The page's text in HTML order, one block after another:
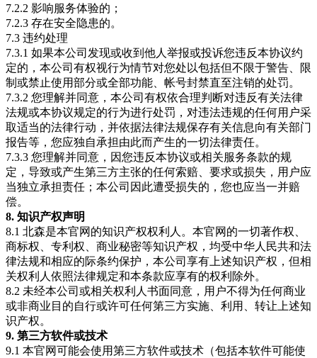
7.2.2 影响服务体验的；
7.2.3 存在安全隐患的。
7.3 违约处理
7.3.1 如果本公司发现或收到他人举报或投诉您违反本协议约
定的，本公司有权视行为情节对您处以包括但不限于警告、限
制或禁止使用部分或全部功能、帐号封禁直至注销的处罚。
7.3.2 您理解并同意，本公司有权依合理判断对违反有关法律
法规或本协议规定的行为进行处罚，对违法违规的任何用户采
取适当的法律行动，并依据法律法规保存有关信息向有关部门
报告等，您应独自承担由此而产生的一切法律责任。
7.3.3 您理解并同意，因您违反本协议或相关服务条款的规
定，导致或产生第三方主张的任何索赔、要求或损失，用户应
当独立承担责任；本公司因此遭受损失的，您也应当一并赔
偿。
8. 知识产权声明
8.1 北森是本官网的知识产权权利人。本官网的一切著作权、
商标权、专利权、商业秘密等知识产权，均受中华人民共和法
律法规和相应的际条约保护，本公司享有上述知识产权，但相
关权利人依照法律规定和本条款应享有的权利除外。
8.2 未经本公司或相关权利人书面同意，用户不得为任何商业
或非商业目的自行或许可任何第三方实施、利用、转让上述知
识产权。
9. 第三方软件或技术
9.1 本官网可能会使用第三方软件或技术（包括本软件可能使